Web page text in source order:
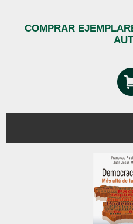
COMPRAR